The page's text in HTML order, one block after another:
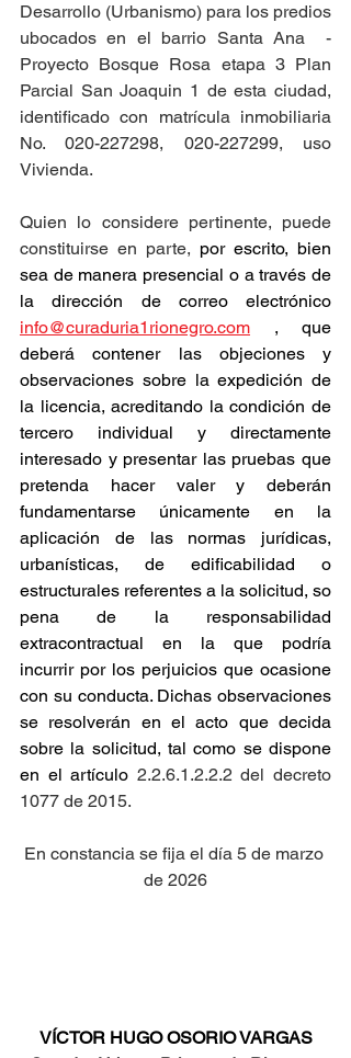
Desarrollo (Urbanismo) para los predios
ubocados en el barrio Santa Ana  -
Proyecto Bosque Rosa etapa 3 Plan
Parcial San Joaquin 1 de esta ciudad,
identificado con matrícula inmobiliaria
No. 020-227298, 020-227299, uso
Vivienda.
Quien lo considere pertinente, puede
constituirse en parte, por escrito, bien
sea de manera presencial o a través de
info@curaduria1rionegro.com , que
deberá contener las objeciones y
observaciones sobre la expedición de
la licencia, acreditando la condición de
tercero individual y directamente
interesado y presentar las pruebas que
pretenda hacer valer y deberán
fundamentarse únicamente en la
aplicación de las normas jurídicas,
urbanísticas, de edificabilidad o
estructurales referentes a la solicitud, so
pena de la responsabilidad
extracontractual en la que podría
incurrir por los perjuicios que ocasione
con su conducta. Dichas observaciones
se resolverán en el acto que decida
sobre la solicitud, tal como se dispone
en el artículo 2.2.6.1.2.2.2 del decreto
1077 de 2015.
En constancia se fija el día 5 de marzo
de 2026
VÍCTOR HUGO OSORIO VARGAS